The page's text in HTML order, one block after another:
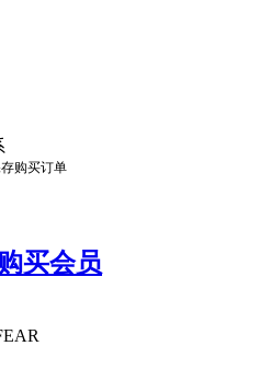
购买订单
购买会员